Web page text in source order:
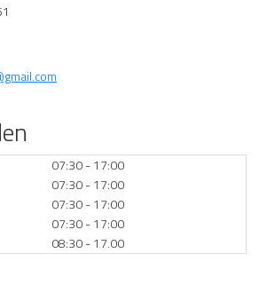
07:30 - 17:00
07:30 - 17:00
07:30 - 17:00
07:30 - 17:00
08:30 - 17.00